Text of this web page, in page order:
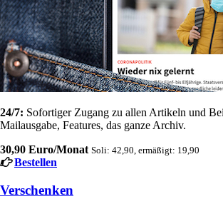
24/7: Sofortiger Zugang zu allen Artikeln und
Mailausgabe, Features, das ganze Archiv.
30,90 Euro/Monat Soli: 42,90, ermäßigt: 19,90
Bestellen
Verschenken